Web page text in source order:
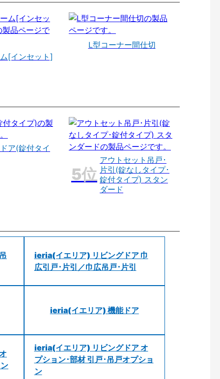
[インセット]
L型コーナー間仕切
ア(錠付タイ
アウトセット吊戸･
片引(錠なしタイプ･
錠付タイプ) スタン
ダード
ieria(イエリア) リビングドア 巾
広引戸･片引／巾広吊戸･片引
ieria(イエリア) 機能ドア
ieria(イエリア) リビングドア オ
プション･部材 引戸･吊戸オプショ
ン